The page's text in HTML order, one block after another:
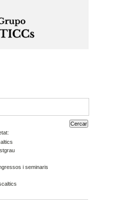
i seminaris